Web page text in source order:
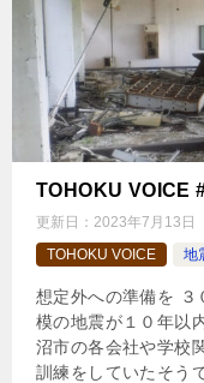
TOHOKU VOICE
更新日： 2023年7月13日
TOHOKU VOICE
地
想定外への準備を ３
模の地震が１０年以
沼市の各会社や学校
訓練をしていたそう